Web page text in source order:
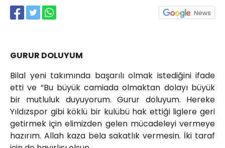
GURUR DOLUYUM
Bilal yeni takımında başarılı olmak istediğini ifade
etti ve “Bu büyük camiada olmaktan dolayı büyük
bir mutluluk duyuyorum. Gurur doluyum. Hereke
Yıldızspor gibi köklü bir kulübü hak ettiği liglere geri
getirmek için elimizden gelen mücadeleyi vermeye
hazırım. Allah kaza bela sakatlık vermesin. İki taraf